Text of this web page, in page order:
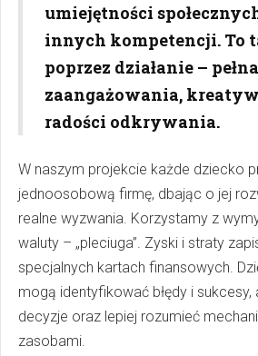
umiejętności
innych kompetencji. To
poprzez działanie – pełna
zaangażowania,
radości odkrywania.
W naszym projekcie każde dziecko
jednoosobową firmę, dbając o jej
realne wyzwania. Korzystamy z
waluty – „pleciuga”. Zyski i straty
specjalnych kartach finansowych.
mogą identyfikować błędy i
decyzje oraz lepiej rozumieć
zasobami.